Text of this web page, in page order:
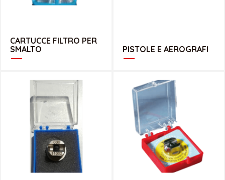
CARTUCCE FILTRO PER
SMALTO
PISTOLE E AEROGRAFI
CATALOGO UGELLI AIRLESS COMPATIBILI CATALOGO UGELLI AIRLESS